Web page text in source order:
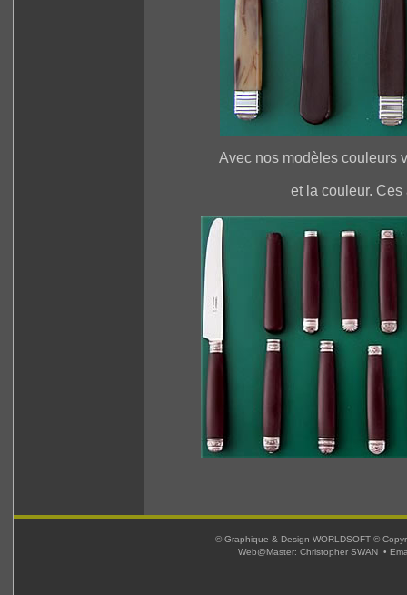
Avec nos modèles couleurs
et la couleur.
© Graphique & Design WORLDSOFT ©
Web@Master: Christopher SWAN •